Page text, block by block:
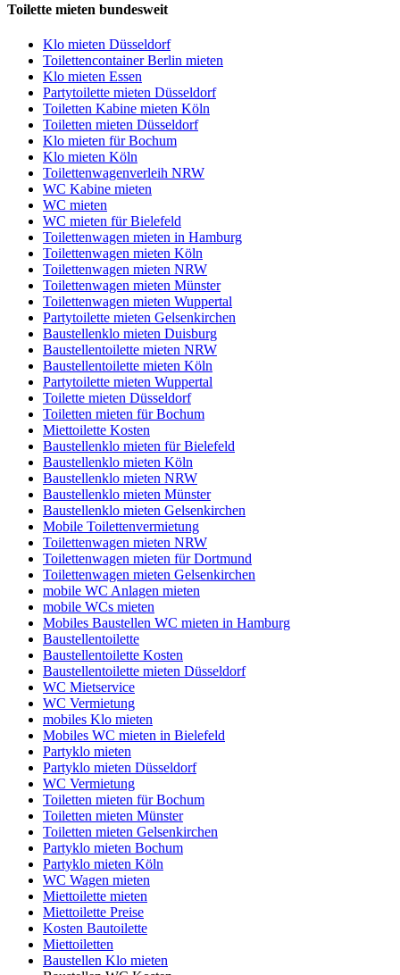
Toilette mieten bundesweit
Klo mieten Düsseldorf
Toilettencontainer Berlin mieten
Klo mieten Essen
Partytoilette mieten Düsseldorf
Toiletten Kabine mieten Köln
Toiletten mieten Düsseldorf
Klo mieten für Bochum
Klo mieten Köln
Toilettenwagenverleih NRW
WC Kabine mieten
WC mieten
WC mieten für Bielefeld
Toilettenwagen mieten in Hamburg
Toilettenwagen mieten Köln
Toilettenwagen mieten NRW
Toilettenwagen mieten Münster
Toilettenwagen mieten Wuppertal
Partytoilette mieten Gelsenkirchen
Baustellenklo mieten Duisburg
Baustellentoilette mieten NRW
Baustellentoilette mieten Köln
Partytoilette mieten Wuppertal
Toilette mieten Düsseldorf
Toiletten mieten für Bochum
Miettoilette Kosten
Baustellenklo mieten für Bielefeld
Baustellenklo mieten Köln
Baustellenklo mieten NRW
Baustellenklo mieten Münster
Baustellenklo mieten Gelsenkirchen
Mobile Toilettenvermietung
Toilettenwagen mieten NRW
Toilettenwagen mieten für Dortmund
Toilettenwagen mieten Gelsenkirchen
mobile WC Anlagen mieten
mobile WCs mieten
Mobiles Baustellen WC mieten in Hamburg
Baustellentoilette
Baustellentoilette Kosten
Baustellentoilette mieten Düsseldorf
WC Mietservice
WC Vermietung
mobiles Klo mieten
Mobiles WC mieten in Bielefeld
Partyklo mieten
Partyklo mieten Düsseldorf
WC Vermietung
Toiletten mieten für Bochum
Toiletten mieten Münster
Toiletten mieten Gelsenkirchen
Partyklo mieten Bochum
Partyklo mieten Köln
WC Wagen mieten
Miettoilette mieten
Miettoilette Preise
Kosten Bautoilette
Miettoiletten
Baustellen Klo mieten